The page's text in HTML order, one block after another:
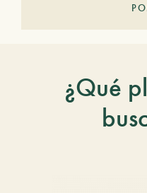
¿Qué